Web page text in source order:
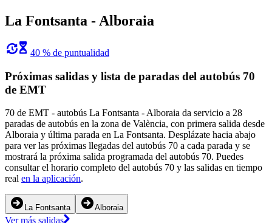
La Fontsanta - Alboraia
40 % de puntualidad
Próximas salidas y lista de paradas del autobús 70
de EMT
70 de EMT - autobús La Fontsanta - Alboraia da servicio a 28
paradas de autobús en la zona de València, con primera salida desde
Alboraia y última parada en La Fontsanta. Desplázate hacia abajo
para ver las próximas llegadas del autobús 70 a cada parada y se
mostrará la próxima salida programada del autobús 70. Puedes
consultar el horario completo del autobús 70 y las salidas en tiempo
real en la aplicación.
La Fontsanta Alboraia
Ver más salidas